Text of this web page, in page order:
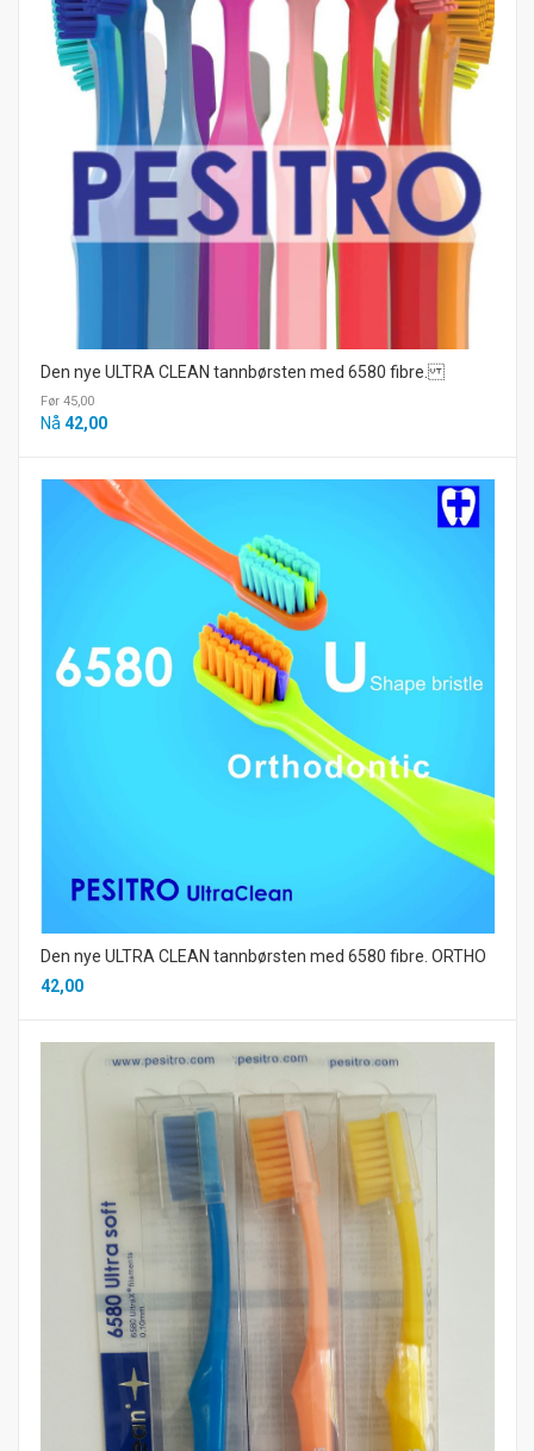
Den nye ULTRA CLEAN tannbørsten med 6580 fibre.
Før 45,00
Nå 42,00
Den nye ULTRA CLEAN tannbørsten med 6580 fibre. ORTHO
42,00